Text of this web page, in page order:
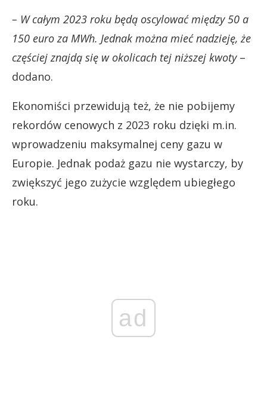
– W całym 2023 roku będą oscylować między 50 a
150 euro za MWh. Jednak można mieć nadzieję, że
częściej znajdą się w okolicach tej niższej kwoty–
dodano.
Ekonomiści przewidują też, że nie pobijemy
rekordów cenowych z 2023 roku dzięki m.in.
wprowadzeniu maksymalnej ceny gazu w
Europie. Jednak podaż gazu nie wystarczy, by
zwiększyć jego zużycie względem ubiegłego
roku.
ad